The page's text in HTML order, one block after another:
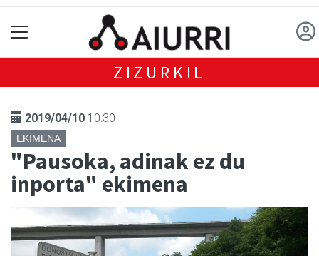
ZIZURKIL
2019/04/10 10:30
EKIMENA
"Pausoka, adinak ez du
inporta" ekimena